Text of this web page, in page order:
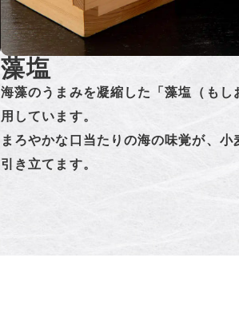
藻塩
海藻のうまみを凝縮した「藻塩（もし
用しています。
まろやかな口当たりの海の味覚が、小
引き立てます。